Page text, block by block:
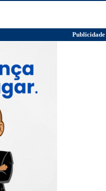
Publicidade